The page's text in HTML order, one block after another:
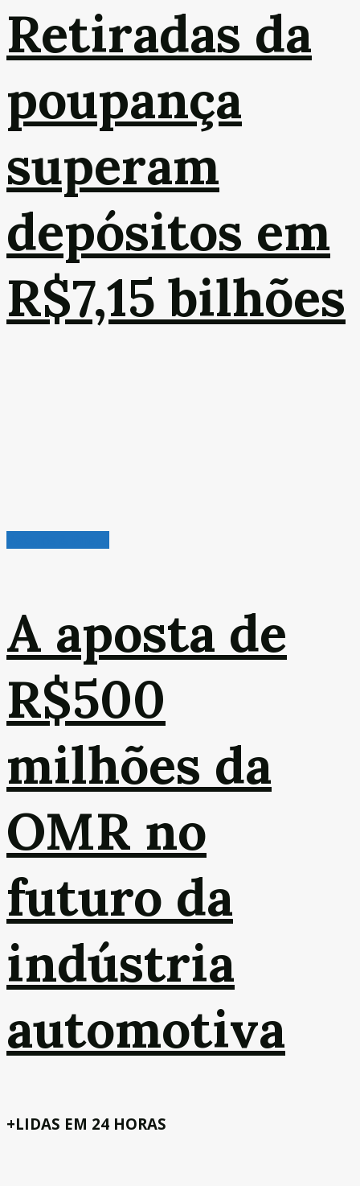
Retiradas da
poupança
superam
depósitos em
R$7,15 bilhões
A aposta de
R$500
milhões da
OMR no
futuro da
indústria
automotiva
+LIDAS EM 24 HORAS